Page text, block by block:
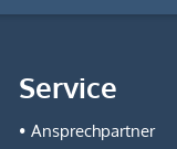
Service
Ansprechpartner